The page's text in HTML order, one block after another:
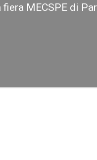
MECSPE di